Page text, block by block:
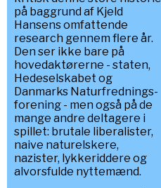
på baggrund af Kjeld
Hansens omfattende
research gennem flere år.
Den ser ikke bare på
hovedaktørerne - staten,
Hedeselskabet og
Danmarks Naturfrednings-
forening - men også på de
mange andre deltagere i
spillet: brutale liberalister,
naive naturelskere,
nazister, lykkeriddere og
alvorsfulde nyttemænd.